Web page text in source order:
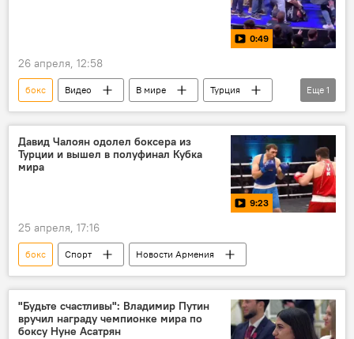
0:49
26 апреля, 12:58
бокс Видео В мире
Турция
драка
Еще 1
Давид Чалоян одолел боксера из
Турции и вышел в полуфинал Кубка
мира
9:23
25 апреля, 17:16
бокс Спорт Новости Армения
"Будьте счастливы": Владимир Путин
вручил награду чемпионке мира по
боксу Нуне Асатрян